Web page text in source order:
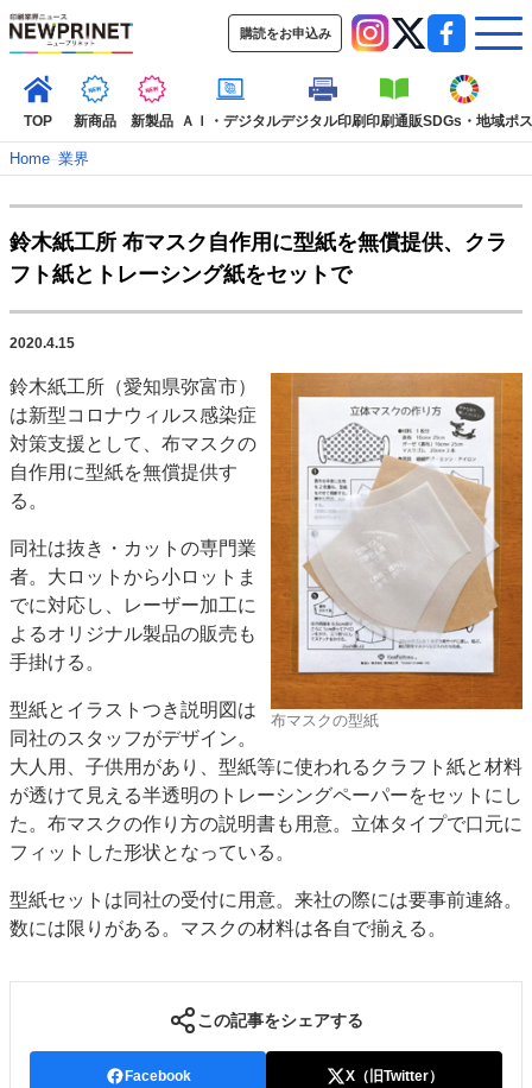
購読をお申込み
TOP 新商品 新製品 ＡＩ・デジタルデジタル印刷印刷通販SDGs・地域ポ
TOP
新着記事 特集記事
動画コンテンツ
インタビュー
コレクション
デジタル印刷
印刷通販
SDGs・地域
ポストプレス ビジネス イベント 信用情報
業界
市場・統計
人事・移転・異動・訃報
特集記事カテゴリー一覧
特集・デジタル印刷 アイデアで勝負！ ～多様なビジネス・多彩な商材～
JAPAN PACK 2023 特集
中古印刷機・製本機特集
2022 検査・校正特集
特集・デジタル印刷 ～ 新成長軌道を描く
案内
発刊案内
JFPI印刷用語集 印刷機材年鑑
運営
会社案内
購読・購入申し込み
サイトポリシー
お問い合わせ
Home–業界
鈴木紙工所 布マスク自作用に型紙を無償提供、クラ
フト紙とトレーシング紙をセットで
2020.4.15
布マスクの型紙
鈴木紙工所（愛知県弥富市）
は新型コロナウィルス感染症
対策支援として、布マスクの
自作用に型紙を無償提供す
る。
同社は抜き・カットの専門業
者。大ロットから小ロットま
でに対応し、レーザー加工に
よるオリジナル製品の販売も
手掛ける。
型紙とイラストつき説明図は
同社のスタッフがデザイン。
大人用、子供用があり、型紙等に使われるクラフト紙と材料
が透けて見える半透明のトレーシングペーパーをセットにし
た。布マスクの作り方の説明書も用意。立体タイプで口元に
フィットした形状となっている。
型紙セットは同社の受付に用意。来社の際には要事前連絡。
数には限りがある。マスクの材料は各自で揃える。
この記事をシェアする
Facebook X（旧Twitter）